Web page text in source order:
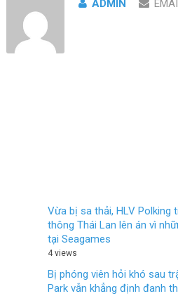
ADMIN
Vừa bị sa thải, HLV Polking
thông Thái Lan lên án vì
tại Seagames
4 views
Bị phóng viên hỏi khó sau
Park vẫn khẳng định đanh